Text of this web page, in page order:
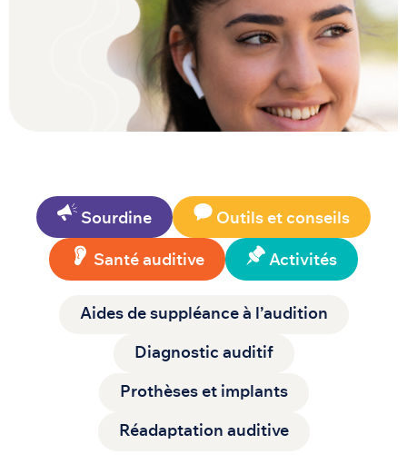
Sourdine Outils et conseils
Santé auditive Activités
Aides de suppléance à l’audition
Diagnostic auditif
Prothèses et implants
Réadaptation auditive